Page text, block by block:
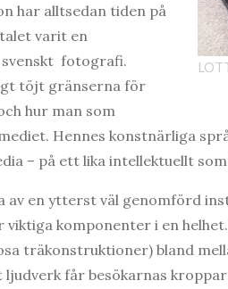
har alltsedan tiden på
varit en
fotografi.
töjt gränserna för
hur man som
Hennes konstnärliga
– på ett lika intellektuellt
av en ytterst väl genomförd
viktiga komponenter i en
träkonstruktioner) bland
får besökarnas